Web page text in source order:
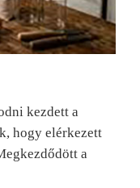
kezdett a
hogy elérkezett
a